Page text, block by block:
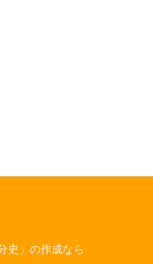
史」の作成なら